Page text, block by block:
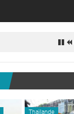
Thaïlande